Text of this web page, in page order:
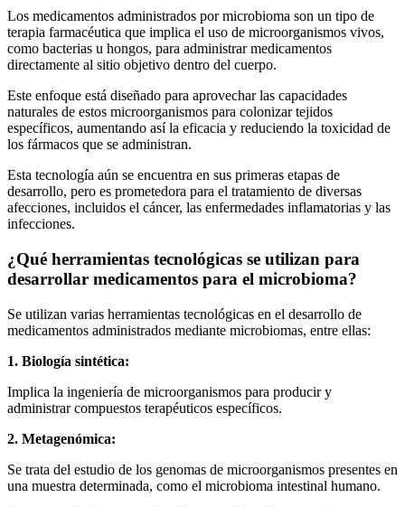
Los medicamentos administrados por microbioma son un tipo de
terapia farmacéutica que implica el uso de microorganismos vivos,
como bacterias u hongos, para administrar medicamentos
directamente al sitio objetivo dentro del cuerpo.
Este enfoque está diseñado para aprovechar las capacidades
naturales de estos microorganismos para colonizar tejidos
específicos, aumentando así la eficacia y reduciendo la toxicidad de
los fármacos que se administran.
Esta tecnología aún se encuentra en sus primeras etapas de
desarrollo, pero es prometedora para el tratamiento de diversas
afecciones, incluidos el cáncer, las enfermedades inflamatorias y las
infecciones.
¿Qué herramientas tecnológicas se utilizan para
desarrollar medicamentos para el microbioma?
Se utilizan varias herramientas tecnológicas en el desarrollo de
medicamentos administrados mediante microbiomas, entre ellas:
1. Biología sintética:
Implica la ingeniería de microorganismos para producir y
administrar compuestos terapéuticos específicos.
2. Metagenómica:
Se trata del estudio de los genomas de microorganismos presentes en
una muestra determinada, como el microbioma intestinal humano.